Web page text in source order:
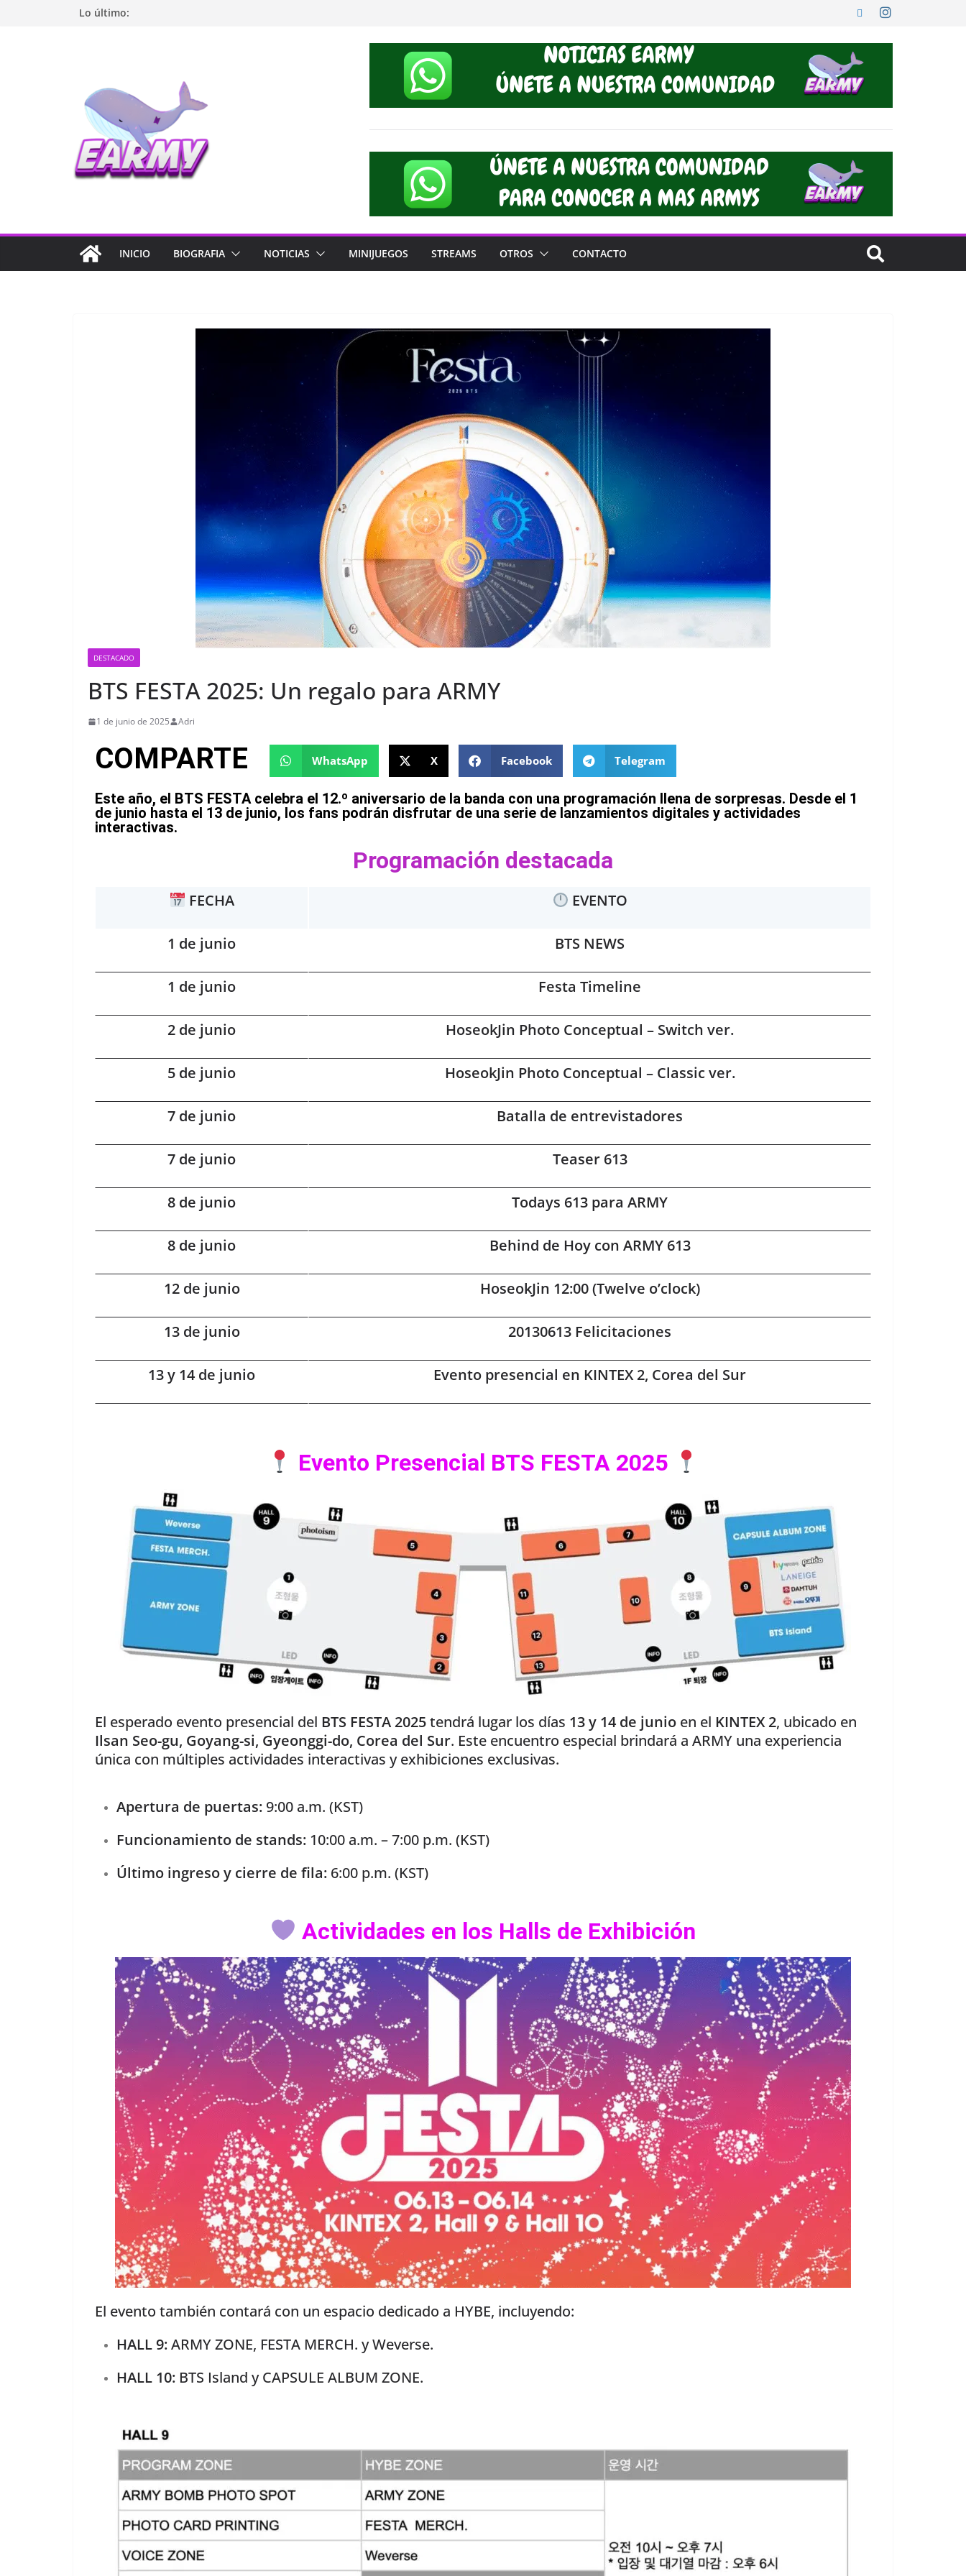
Lo último:
INICIO BIOGRAFIA NOTICIAS MINIJUEGOS STREAMS OTROS CONTACTO
DESTACADO
BTS FESTA 2025: Un regalo para ARMY
1 de junio de 2025 Adri
COMPARTE WhatsApp X Facebook Telegram
Este año, el BTS FESTA celebra el 12.º aniversario de la banda con una programación llena de sorpresas. Desde el 1
de junio hasta el 13 de junio, los fans podrán disfrutar de una serie de lanzamientos digitales y actividades
interactivas.
Programación destacada
FECHA EVENTO
1 de junio BTS NEWS
1 de junio Festa Timeline
2 de junio HoseokJin Photo Conceptual – Switch ver.
5 de junio HoseokJin Photo Conceptual – Classic ver.
7 de junio Batalla de entrevistadores
7 de junio Teaser 613
8 de junio Todays 613 para ARMY
8 de junio Behind de Hoy con ARMY 613
12 de junio HoseokJin 12:00 (Twelve o’clock)
13 de junio 20130613 Felicitaciones
13 y 14 de junio Evento presencial en KINTEX 2, Corea del Sur
Evento Presencial BTS FESTA 2025
El esperado evento presencial del BTS FESTA 2025tendrá lugar los días 13 y 14 de junio en el KINTEX 2, ubicado en
Ilsan Seo-gu, Goyang-si, Gyeonggi-do, Corea del Sur. Este encuentro especial brindará a ARMY una experiencia
única con múltiples actividades interactivas y exhibiciones exclusivas.
Apertura de puertas: 9:00 a.m. (KST)
Funcionamiento de stands: 10:00 a.m. – 7:00 p.m. (KST)
Último ingreso y cierre de fila: 6:00 p.m. (KST)
Actividades en los Halls de Exhibición
El evento también contará con un espacio dedicado a HYBE, incluyendo:
HALL 9:ARMY ZONE, FESTA MERCH. y Weverse.
HALL 10: BTS Island y CAPSULE ALBUM ZONE.